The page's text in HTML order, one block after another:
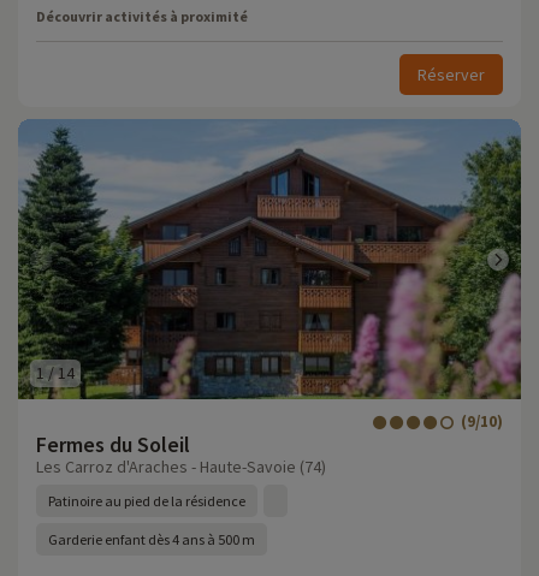
Découvrir activités à proximité
Réserver
1 /14
Fermes du Soleil
(9/10)
Les Carroz d'Araches - Haute-Savoie (74)
Patinoire au pied de la résidence
Garderie enfant dès 4 ans à 500 m